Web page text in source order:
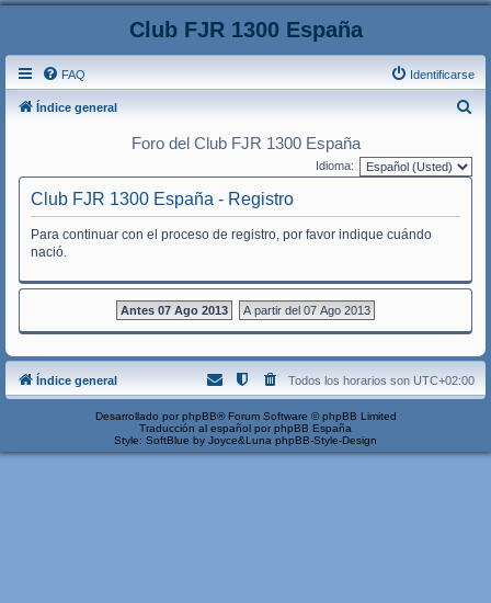
Club FJR 1300 España
FAQ Identificarse
Índice general
Foro del Club FJR 1300 España
Idioma:
Club FJR 1300 España - Registro
Para continuar con el proceso de registro, por favor indique cuándo
nació.
Antes 07 Ago 2013 A partir del 07 Ago 2013
Índice general Todos los horarios son UTC+02:00
Desarrollado por phpBB® Forum Software © phpBB Limited
Traducción al español por phpBB España
Style: SoftBlue by Joyce&Luna phpBB-Style-Design